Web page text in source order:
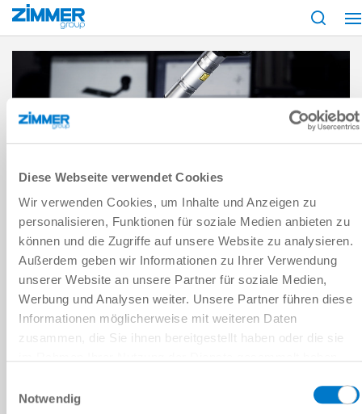
Diese Webseite verwendet Cookies
Wir verwenden Cookies, um Inhalte und Anzeigen zu
personalisieren, Funktionen für soziale Medien anbieten zu
können und die Zugriffe auf unsere Website zu analysieren.
Außerdem geben wir Informationen zu Ihrer Verwendung
unserer Website an unsere Partner für soziale Medien,
Werbung und Analysen weiter. Unsere Partner führen diese
Informationen möglicherweise mit weiteren Daten
zusammen, die Sie ihnen bereitgestellt haben oder die sie
Notwendig
Inizio Chi siamo
CERTIFICAZIONI
ATEX, IPA, DIN ISO 9001 & CO.
Progettazione accurata, materiali di elevata qualità e tecniche di
rivestimento moderne assicurano funzionalità, efficienza e una
lunga durata dei nostri prodotti. Il nostro obiettivo è di offrirvi
sempre la massima qualità in tutti i prodotti e servizi.
Per questo periodicamente facciamo controllare i nostri criteri da
un ente indipendente.